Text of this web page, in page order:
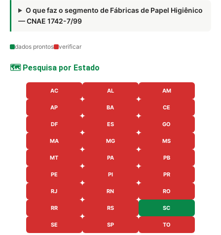
O que faz o segmento de Fábricas de Papel Higiênico
— CNAE 1742-7/99
dados prontos verificar
🗺️ Pesquisa por Estado
AC AL AM
AP BA CE
DF ES GO
MA MG MS
MT PA PB
PE PI PR
RJ RN RO
RR RS SC
SE SP TO